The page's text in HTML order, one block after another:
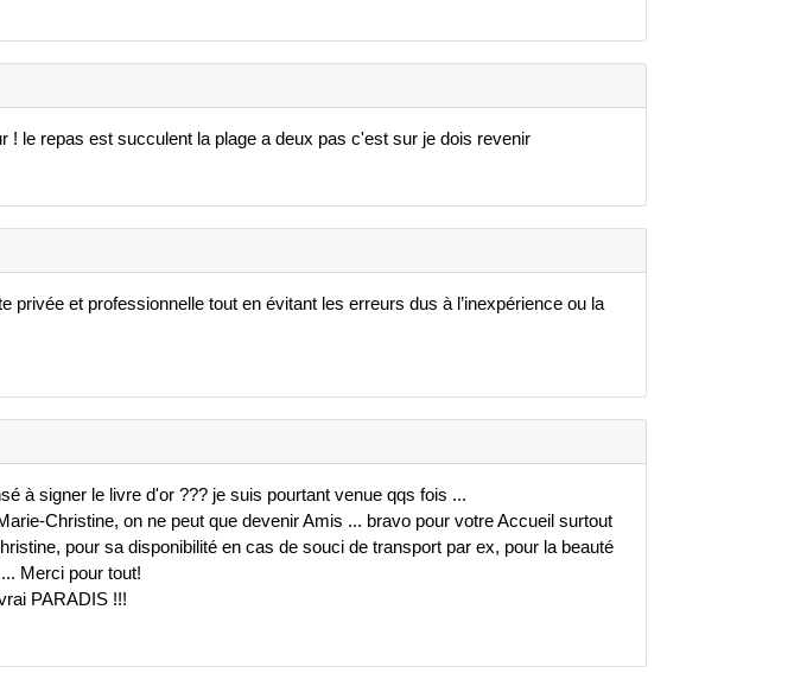
! le repas est succulent la plage a deux pas c'est sur je dois revenir
et professionnelle tout en évitant les erreurs dus à l’inexpérience ou la
à signer le livre d'or ??? je suis pourtant venue qqs fois ...
Christine, on ne peut que devenir Amis ... bravo pour votre Accueil surtout
pour sa disponibilité en cas de souci de transport par ex, pour la beauté
Merci pour tout!
PARADIS !!!